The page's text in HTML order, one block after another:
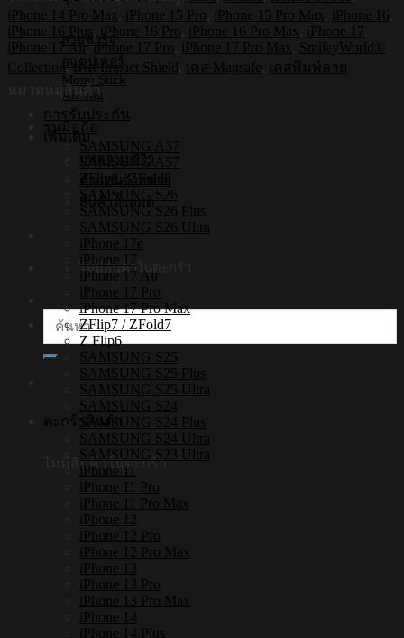
สายชาร์จ
อแดปเตอร์
Mono Stick
Air Tag
การรับประกัน
เพิ่มเติม
บทความ/รีวิว
ตัวแทนจำหน่าย
สินค้าทั้งหมด
ไม่มีสินค้าในตะกร้า
ค้นหา:
ตะกร้าสินค้า
ไม่มีสินค้าในตะกร้า
Smileyworld
Smiley052
[iPhone17/iPhone16/iPhone15/iPhone14]
เหล็ก
iPhone 14 Pro Max
iPhone 15 Pro iPhone 15 Pro Max iPhone 16
iPhone 16 Plus
iPhone 16 Pro iPhone 16 Pro Max iPhone 17
iPhone 17 Air,iPhone 17 Pro iPhone 17 Pro Max
SmileyWorld®
Collection,เคส Impact Shield เคส Magsafe
เคสพิมพ์ลาย
หมวดหมู่สินค้า
รุ่นมือถือ
SAMSUNG A37
SAMSUNG A57
ZFlip8 / ZFold8
SAMSUNG S26
SAMSUNG S26 Plus
SAMSUNG S26 Ultra
iPhone 17e
iPhone 17
iPhone 17 Air
iPhone 17 Pro
iPhone 17 Pro Max
ZFlip7 / ZFold7
Z Flip6
SAMSUNG S25
SAMSUNG S25 Plus
SAMSUNG S25 Ultra
SAMSUNG S24
SAMSUNG S24 Plus
SAMSUNG S24 Ultra
SAMSUNG S23 Ultra
iPhone 11
iPhone 11 Pro
iPhone 11 Pro Max
iPhone 12
iPhone 12 Pro
iPhone 12 Pro Max
iPhone 13
iPhone 13 Pro
iPhone 13 Pro Max
iPhone 14
iPhone 14 Plus